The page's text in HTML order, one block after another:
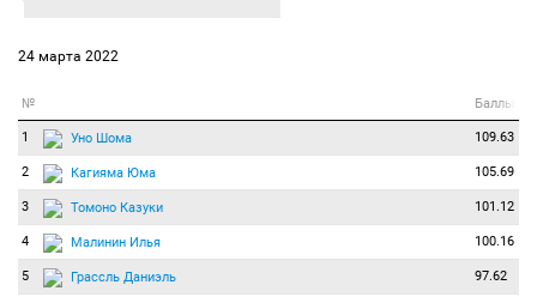
24 марта 2022
№ Баллы
1 Уно Шома 109.63
2 Кагияма Юма 105.69
3 Томоно Казуки 101.12
4 Малинин Илья 100.16
5 Грассль Даниэль 97.62